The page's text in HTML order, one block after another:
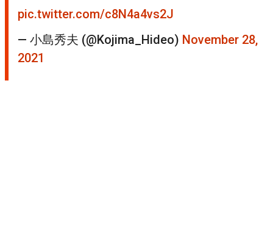
pic.twitter.com/c8N4a4vs2J
— 小島秀夫 (@Kojima_Hideo) November 28,
2021